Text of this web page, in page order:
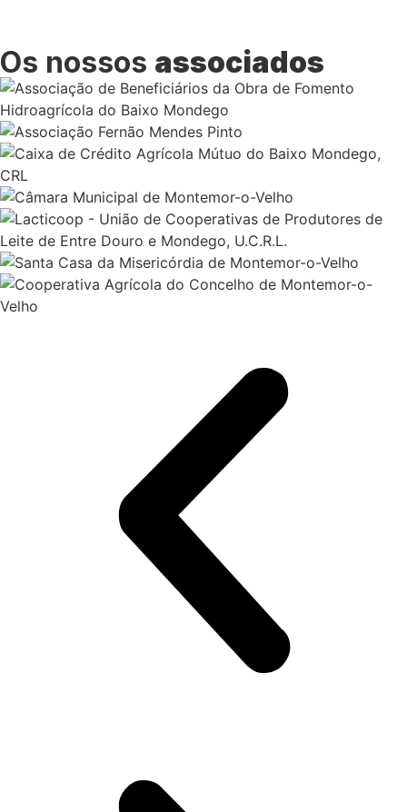
Os nossos associados